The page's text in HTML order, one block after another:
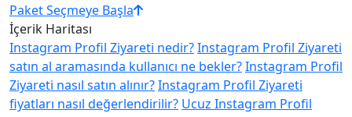
Paket Seçmeye Başla
İçerik Haritası
Instagram Profil Ziyareti nedir?Instagram Profil Ziyareti
satın al aramasında kullanıcı ne bekler?Instagram Profil
Ziyareti nasıl satın alınır?Instagram Profil Ziyareti
fiyatları nasıl değerlendirilir? Ucuz Instagram Profil